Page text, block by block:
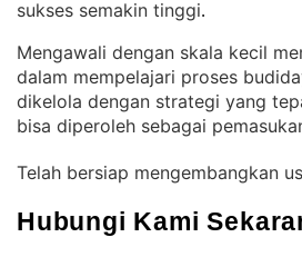
sukses semakin tinggi.
Mengawali dengan skala kecil
dalam mempelajari proses
dikelola dengan strategi yang
bisa diperoleh sebagai
Telah bersiap mengembangkan
Hubungi Kami